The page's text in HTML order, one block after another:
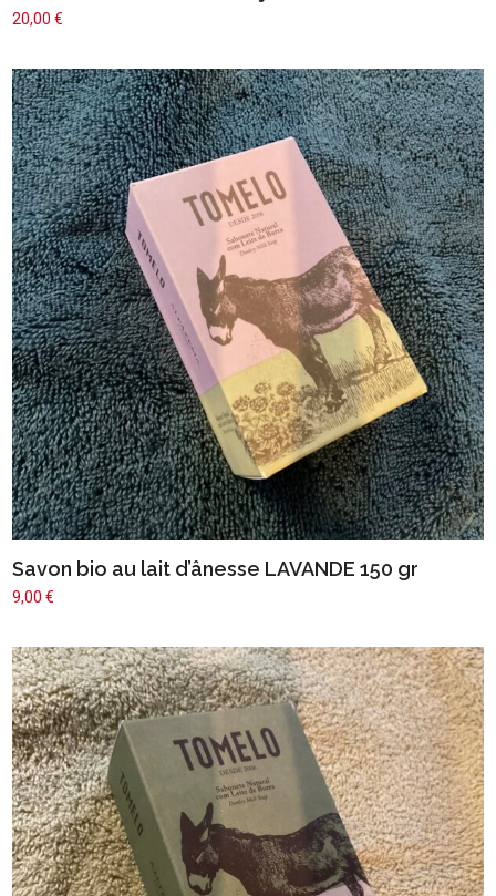
20,00€
Savon bio au lait d’ânesse LAVANDE 150 gr
9,00€